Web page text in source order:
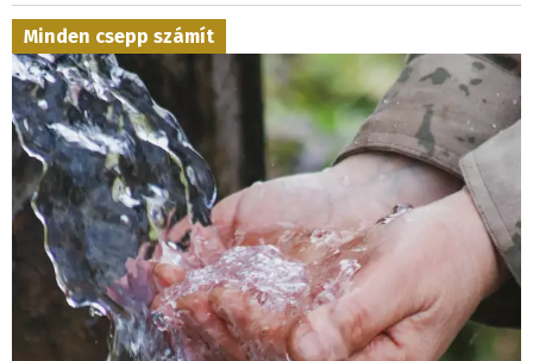
Minden csepp számít